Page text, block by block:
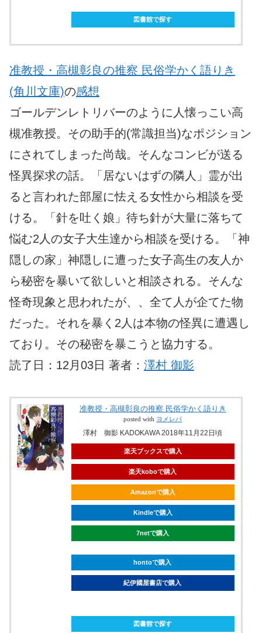
図書館で探す
准教授・高槻彰良の推察 民俗学かく語りき
(角川文庫)の感想
ゴールデンレトリバーのように人懐っこい高
槻准教授。その助手的(常識担当)なポジション
にされてしまった尚哉。そんなコンビが送る
怪異探求の話。「居ないはずの隣人」霊が出
ると言われた部屋に怯える女性から相談を受
ける。「針を吐く娘」待ち針が大量に落ちて
悩む2人の女子大生達から相談を受ける。「神
隠しの家」神隠しに遭った女子高生の友人か
ら秘密を暴いて欲しいと相談される。そんな
怪奇現象と思われたが、、全て人が企てた物
だった。それを暴く2人は本物の怪異に遭遇し
ており。その秘密を暴こうと協力する。
読了日：12月03日 著者： 澤村 御影
准教授・高槻彰良の推察 民俗学かく語りき
posted with ヨメレバ
澤村 御影 KADOKAWA 2018年11月22日頃
楽天ブックスで購入
楽天koboで購入
Amazonで購入
Kindleで購入
7netで購入
hontoで購入
紀伊國屋書店で購入
図書館で探す